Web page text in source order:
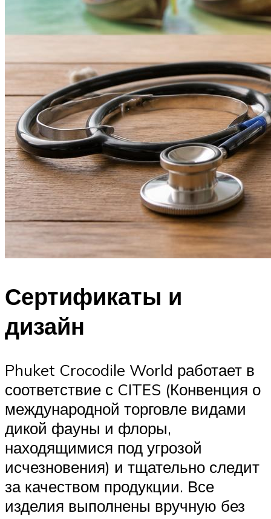
Сертификаты и
дизайн
Phuket Crocodile World работает в
соответствие с CITES (Конвенция о
международной торговле видами
дикой фауны и флоры,
находящимися под угрозой
исчезновения) и тщательно следит
за качеством продукции. Все
изделия выполнены вручную без